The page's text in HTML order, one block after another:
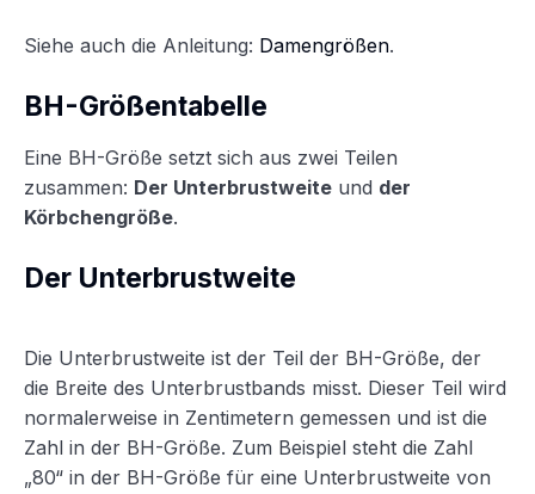
Siehe auch die Anleitung: Damengrößen.
BH-Größentabelle
Eine BH-Größe setzt sich aus zwei Teilen
zusammen: Der Unterbrustweite und der
Körbchengröße.
Der Unterbrustweite
Die Unterbrustweite ist der Teil der BH-Größe, der
die Breite des Unterbrustbands misst. Dieser Teil wird
normalerweise in Zentimetern gemessen und ist die
Zahl in der BH-Größe. Zum Beispiel steht die Zahl
„80“ in der BH-Größe für eine Unterbrustweite von